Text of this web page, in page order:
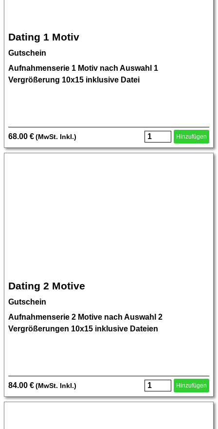
Dating 1 Motiv
Gutschein
Aufnahmenserie 1 Motiv nach Auswahl 1
Vergrößerung 10x15 inklusive Datei
68.00 € (MwSt. Inkl.) Hinzufügen
Dating 2 Motive
Gutschein
Aufnahmenserie 2 Motive nach Auswahl 2
Vergrößerungen 10x15 inklusive Dateien
84.00 € (MwSt. Inkl.) Hinzufügen